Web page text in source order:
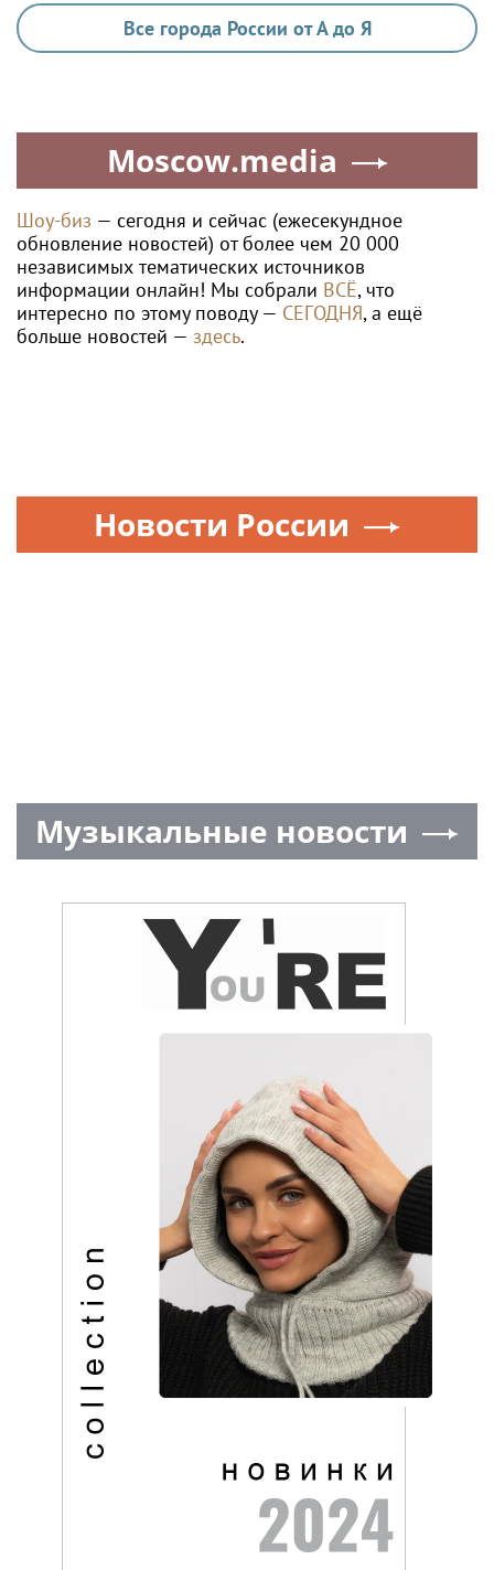
Все города России от А до Я
Moscow.media
Шоу-биз — сегодня и сейчас (ежесекундное
обновление новостей) от более чем 20 000
независимых тематических источников
информации онлайн! Мы собрали ВСЁ, что
интересно по этому поводу — СЕГОДНЯ, а ещё
больше новостей — здесь.
Новости России
Музыкальные новости